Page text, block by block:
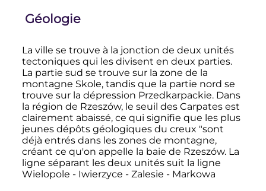
Géologie
La ville se trouve à la jonction de deux unités
tectoniques qui les divisent en deux parties.
La partie sud se trouve sur la zone de la
montagne Skole, tandis que la partie nord se
trouve sur la dépression Przedkarpackie. Dans
la région de Rzeszów, le seuil des Carpates est
clairement abaissé, ce qui signifie que les plus
jeunes dépôts géologiques du creux "sont
déjà entrés dans les zones de montagne,
créant ce qu'on appelle la baie de Rzeszów. La
ligne séparant les deux unités suit la ligne
Wielopole - Iwierzyce - Zalesie - Markowa